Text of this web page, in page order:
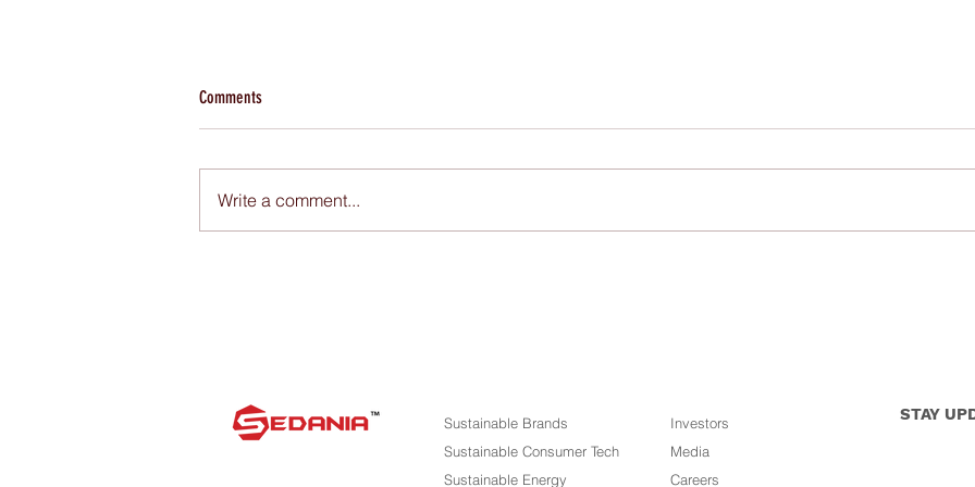
Comments
Write a comment...
Sustainable Brands
Sustainable Consumer Tech
Sustainable Energy
Investors
Media
Careers
STAY